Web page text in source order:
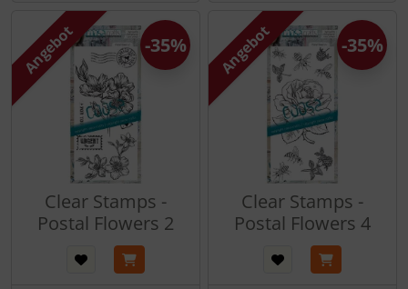
Angebot
Clear Stamps -
Postal Flowers 2
-35% Angebot
Clear Stamps -
Postal Flowers 4
-35%